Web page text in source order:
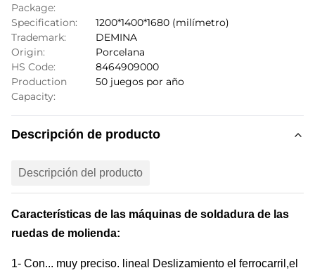
Package:
Specification:
1200*1400*1680 (milímetro)
Trademark:
DEMINA
Origin:
Porcelana
HS Code:
8464909000
Production
Capacity:
50 juegos por año
Descripción de producto
Descripción del producto
Características de las máquinas de soldadura de las
ruedas de molienda:
1- Con... muy preciso. lineal Deslizamiento el ferrocarril ,el